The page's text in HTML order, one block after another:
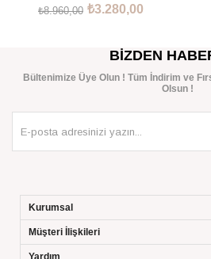
₺3.280,00
₺8.960,00
BIZDEN
Bültenimize Üye Olun ! Tüm İndirim ve
Olsun !
Kurumsal
Müşteri İlişkileri
Yardım